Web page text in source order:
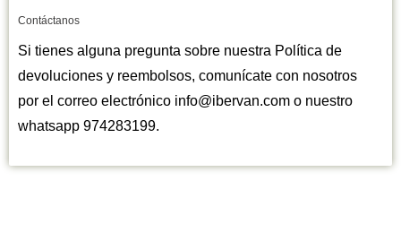
Contáctanos
Si tienes alguna pregunta sobre nuestra Política de
devoluciones y reembolsos, comunícate con nosotros
por el correo electrónico info@ibervan.com o nuestro
whatsapp 974283199.